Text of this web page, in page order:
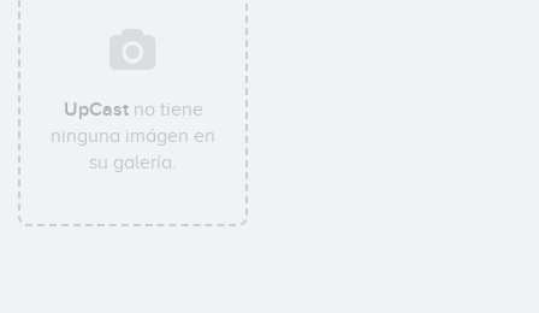
UpCastno tiene
ninguna imágen en
su galería.